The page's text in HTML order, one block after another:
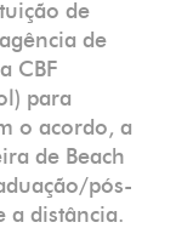
de
de
CBF
para
o acordo, a
de Beach
pós-
a distância.